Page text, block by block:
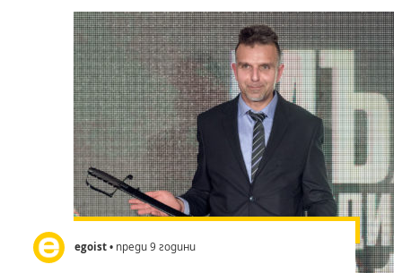
egoist• преди 9 години